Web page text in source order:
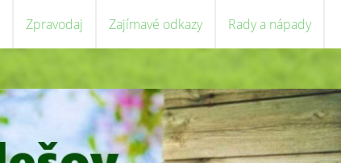
Zpravodaj Zajímavé odkazy Rady a nápady